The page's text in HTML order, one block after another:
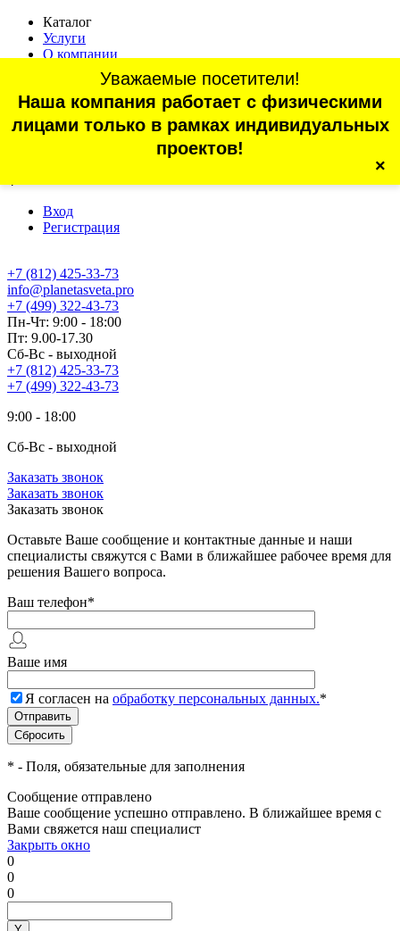
Каталог
Услуги
О компании
Статьи
Контакты
Отзывы
г. Санкт-Петербург, проспект Обуховской Обороны, 70, корп.
Вход
Регистрация
+7 (812) 425-33-73
Уважаемые посетители!
Наша компания работает с физическими
лицами только в рамках индивидуальных
проектов!
×
info@planetasveta.pro
+7 (499) 322-43-73
Пн-Чт: 9:00 - 18:00
Пт: 9.00-17.30
Сб-Вс - выходной
+7 (812) 425-33-73
+7 (499) 322-43-73
9:00 - 18:00
Сб-Вс - выходной
Заказать звонок
Заказать звонок
Заказать звонок
Оставьте Ваше сообщение и контактные данные и наши
специалисты свяжутся с Вами в ближайшее рабочее время для
решения Вашего вопроса.
Ваш телефон*
Ваше имя
Я согласен на обработку персональных данных.*
* - Поля, обязательные для заполнения
Сообщение отправлено
Ваше сообщение успешно отправлено. В ближайшее время с
Вами свяжется наш специалист
Закрыть окно
0
0
0